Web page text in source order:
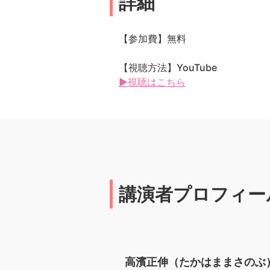
【参加費】無料
【視聴方法】YouTube
▶視聴はこちら
講演者プロフィ
高濱正伸（たかはままさのぶ